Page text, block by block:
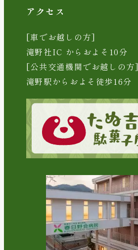
アクセス
[車でお越しの方]
滝野社IC からおよそ10分
[公共交通機関でお越しの方]
滝野駅からおよそ徒歩16分